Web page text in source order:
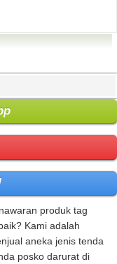
produk tag
Kami adalah
aneka jenis tenda
posko darurat di